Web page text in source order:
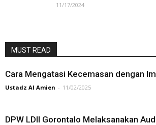
11/17/2024
MUST READ
Cara Mengatasi Kecemasan dengan
Ustadz Al Amien - 11/02/2025
DPW LDII Gorontalo Melaksanakan